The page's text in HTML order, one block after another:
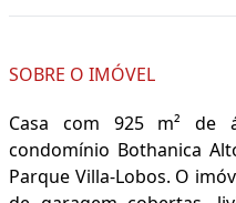
SOBRE O IMÓVEL
Casa com 925 m² de
condomínio Bothanica
Parque Villa-Lobos. O